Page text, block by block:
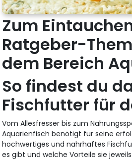
Zum
Ratgeber-
dem Bereich
So findest du
Fischfutter für
Vom Allesfresser bis zum
Aquarienfisch benötigt für seine
hochwertiges und nahrhaftes
es gibt und welche Vorteile sie